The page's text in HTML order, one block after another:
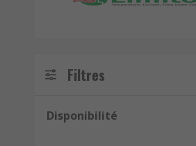
Filtres
Disponibilité